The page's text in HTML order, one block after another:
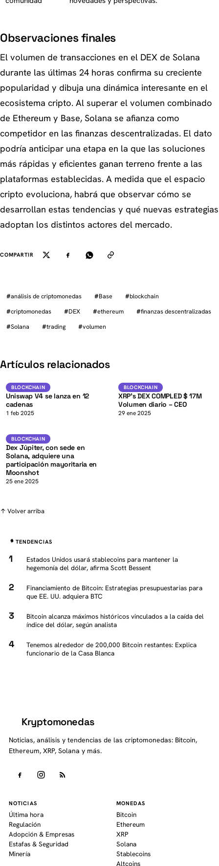
Observaciones finales
El volumen de transacciones en el DEX de Solana
durante las últimas 24 horas confirma su creciente
popularidad y dibuja una dinámica interesante en el
ecosistema cripto. Al superar el volumen combinado
de Ethereum y Base, Solana se afianza como
competidor en las finanzas descentralizadas. El dato
podría anticipar una etapa en la que las soluciones
más rápidas y eficientes ganan terreno frente a las
plataformas establecidas. A medida que el espacio
cripto evoluciona, habrá que observar cómo se
desarrollan estas tendencias y qué nuevas estrategias
adoptan los distintos actores del mercado.
COMPARTIR
#análisis de criptomonedas #Base #blockchain
#criptomonedas #DEX #ethereum #finanzas descentralizadas
#Solana #trading #volumen
Artículos relacionados
Blockchain K
BLOCKCHAIN
Uniswap V4 se lanza en 12
cadenas
1 feb 2025
BLOCKCHAIN XRP
BLOCKCHAIN
XRP’s DEX COMPLED $ 17M
Volumen diario – CEO
29 ene 2025
BLOCKCHAIN SOL K
BLOCKCHAIN
Dex Júpiter, con sede en
Solana, adquiere una
participación mayoritaria en
Moonshot
25 ene 2025
↑ Volver arriba
TENDENCIAS
Estados Unidos usará stablecoins para mantener la
hegemonía del dólar, afirma Scott Bessent
Financiamiento de Bitcoin: Estrategias presupuestarias para
que EE. UU. adquiera BTC
Bitcoin alcanza máximos históricos vinculados a la caída del
índice del dólar, según analista
Tenemos alrededor de 200,000 Bitcoin restantes: Explica
funcionario de la Casa Blanca
Kryptomonedas
Noticias, análisis y tendencias de las criptomonedas: Bitcoin,
Ethereum, XRP, Solana y más.
NOTICIAS
Última hora
Regulación
Adopción & Empresas
Estafas & Seguridad
Minería
MONEDAS
Bitcoin
Ethereum
XRP
Solana
Stablecoins
Altcoins